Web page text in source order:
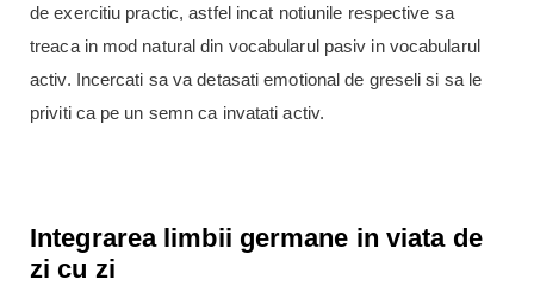
de exercitiu practic, astfel incat notiunile respective sa
treaca in mod natural din vocabularul pasiv in vocabularul
activ. Incercati sa va detasati emotional de greseli si sa le
priviti ca pe un semn ca invatati activ.
Integrarea limbii germane in viata de
zi cu zi